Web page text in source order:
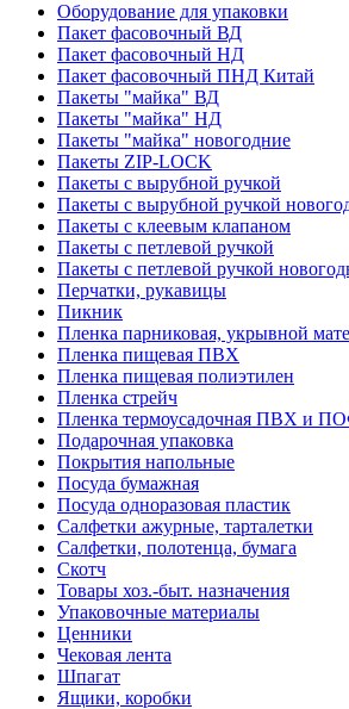
Оборудование для упаковки
Пакет фасовочный ВД
Пакет фасовочный НД
Пакет фасовочный ПНД Китай
Пакеты "майка" ВД
Пакеты "майка" НД
Пакеты "майка" новогодние
Пакеты ZIP-LOCK
Пакеты с вырубной ручкой
Пакеты с вырубной ручкой
Пакеты с клеевым клапаном
Пакеты с петлевой ручкой
Пакеты с петлевой ручкой
Перчатки, рукавицы
Пикник
Пленка парниковая, укрывной
Пленка пищевая ПВХ
Пленка пищевая полиэтилен
Пленка стрейч
Пленка термоусадочная ПВХ и
Подарочная упаковка
Покрытия напольные
Посуда бумажная
Посуда одноразовая пластик
Салфетки ажурные, тарталетки
Салфетки, полотенца, бумага
Скотч
Товары хоз.-быт. назначения
Упаковочные материалы
Ценники
Чековая лента
Шпагат
Ящики, коробки